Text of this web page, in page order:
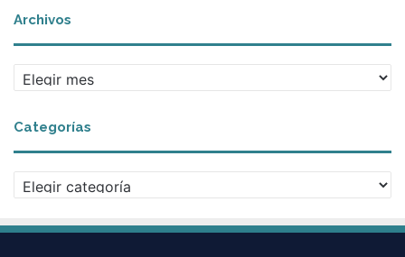
Archivos
r
h
i
Categorías
a
e